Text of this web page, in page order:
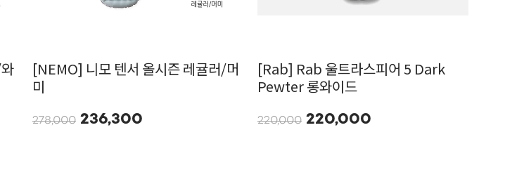
[NEMO] 니모 텐서 올시즌 레귤러/머
미
278,000 236,300
[Rab] Rab 울트라스피어 5 Dark
Pewter 롱와이드
220,000 220,000